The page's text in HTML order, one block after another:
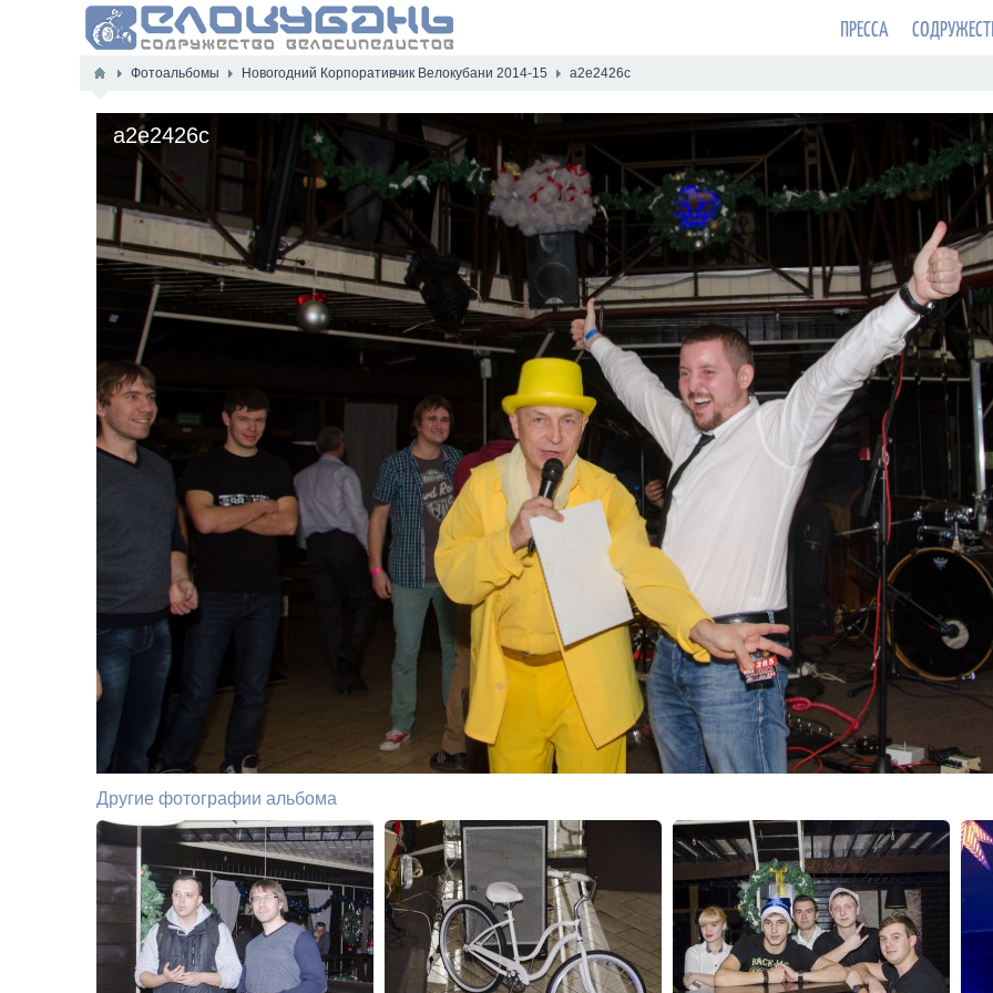
ПРЕССА
Фотоальбомы Новогодний Корпоративчик Велокубани 2014-15 a2e2426c
a2e2426c
Другие фотографии альбома